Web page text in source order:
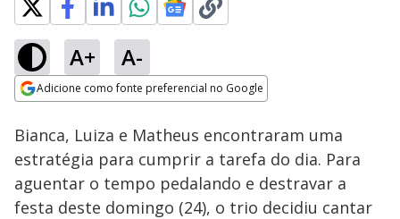
A+ A-
Adicione como fonte preferencial no Google
Ativar
:
38.51%
Bianca, Luiza e Matheus encontraram uma
estratégia para cumprir a tarefa do dia. Para
aguentar o tempo pedalando e destravar a
festa deste domingo (24), o trio decidiu cantar